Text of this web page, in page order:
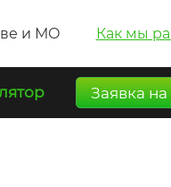
и МО Как мы
Заявка